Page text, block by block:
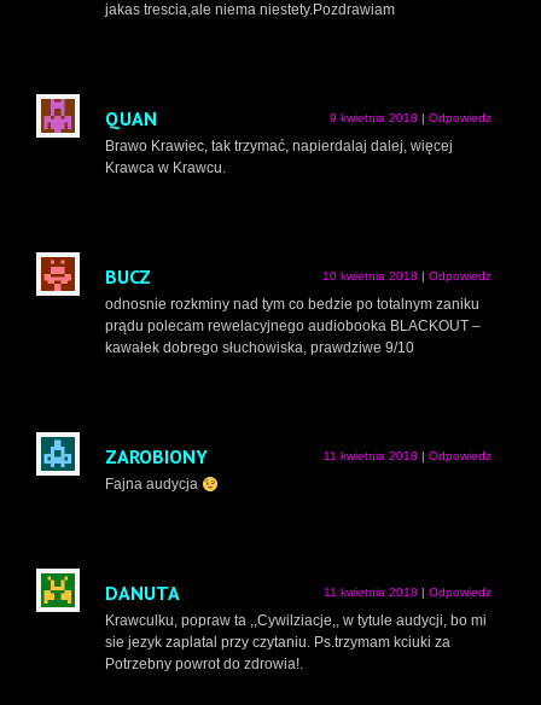
jakas trescia,ale niema niestety.Pozdrawiam
QUAN 9 kwietnia 2018 Odpowiedz
Brawo Krawiec, tak trzymać, napierdalaj dalej, więcej
Krawca w Krawcu.
BUCZ 10 kwietnia 2018 Odpowiedz
odnosnie rozkminy nad tym co bedzie po totalnym zaniku
prądu polecam rewelacyjnego audiobooka BLACKOUT –
kawałek dobrego słuchowiska, prawdziwe 9/10
ZAROBIONY 11 kwietnia 2018 Odpowiedz
Fajna audycja
DANUTA 11 kwietnia 2018 Odpowiedz
Krawculku, popraw ta ,,Cywilziacje,, w tytule audycji, bo mi
sie jezyk zaplatal przy czytaniu. Ps.trzymam kciuki za
Potrzebny powrot do zdrowia!.